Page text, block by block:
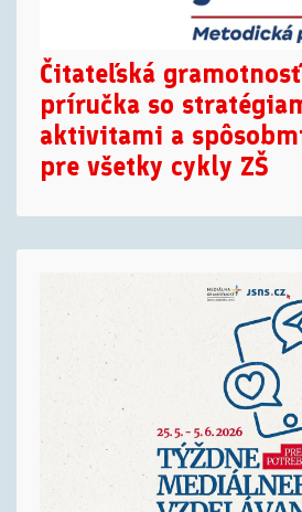
Čitateľská
príručka so
aktivitami a
pre všetky cykly ZŠ